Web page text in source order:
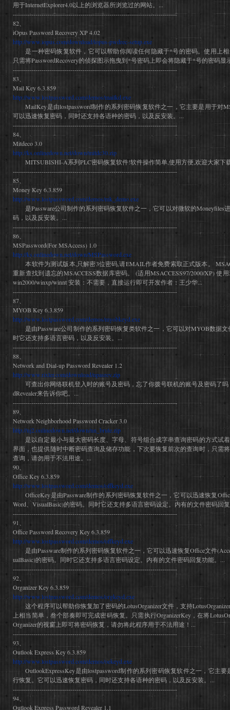
用于InternetExplorer4.0以上的浏览器所浏览过的网站。...
--------------------------------------------------------------------------------
82、
iOpus Password Recovery XP 4.02
http://www.iopus.com/download/iopus-pwdrec-setup.exe
是一种密码恢复软件，它可以帮助你阅读任何隐藏于*号的密码。使用上相
只需将PasswordRecovery的侦探图示拖曳到*号密码上即会将隐藏于*号的密码显
--------------------------------------------------------------------------------
83、
Mail Key 6.3.859
http://www.lostpassword.com/demos/mailkd.exe
MailKey是由lostpassword制作的系列密码恢复软件之一，它主要是用于对
可以迅速恢复密码，同时还支持各语种的密码，以及反安装。...
--------------------------------------------------------------------------------
84、
Mitdeco 3.0
http://ks.onlinedown.net/down/mitdc30.zip
MITSUBISHI-A系列PLC密码恢复软件!软件操作简单,使用方便,欢迎大家下
--------------------------------------------------------------------------------
85、
Money Key 6.3.859
http://www.lostpassword.com/demos/mk_demo.exe
是Passware公司制作的系列密码恢复软件之一，它可以对微软的Moneyfiles
码，以及反安装。...
--------------------------------------------------------------------------------
86、
MSPassword(For MSAccess) 1.0
http://ks.onlinedown.net/down/MSPassword.exe
本软件为测试版本,只解密3位密码,请EMAIL作者免费索取正式版本。
重新查找到遗忘的MSACCESS数据库密码。 (适用MSACCESS97/2000/XP) 使
win2000/winxp/winnt 安装：不需要，直接运行即可开发作者：王少华...
--------------------------------------------------------------------------------
87、
MYOB Key 6.3.859
http://www.lostpassword.com/demos/myobkeyd.exe
是由Passware公司制作的系列密码恢复类软件之一，它可以对MYOB数据文
时它还支持多语言密码，以及反安装。...
--------------------------------------------------------------------------------
88、
Network and Dial-up Password Revealer 1.2
http://www.rixler.com/download/npasrev.zip
可查出你网络联机登入时的账号及密码，忘了你拨号联机的账号及密码了吗
dRevealer来告诉你吧。...
--------------------------------------------------------------------------------
89、
Network Neighborhood Password Cracker 3.0
http://nj2.onlinedown.net/down/nn_brute.zip
是以自定最小与最大密码长度、字母、符号组合成字串查询密码的方式试
界面，也提供随时中断密码查询及储存功能，下次要恢复前次的查询时，只需
查询，请勿用于不法用途。...
90、
Office Key 6.3.859
http://www.lostpassword.com/demos/offkeyd.exe
OfficeKey是由Passware制作的系列密码恢复软件之一，它可以迅速恢复
Word、VisualBasic)的密码。同时它还支持多语言密码设定。内有的文件密码回
--------------------------------------------------------------------------------
91、
Office Password Recovery Key 6.3.859
http://www.lostpassword.com/demos/offkeyd.exe
是由Passware制作的系列密码恢复软件之一，它可以迅速恢复Office文件
ualBasic)的密码。同时它还支持多语言密码设定。内有的文件密码回复功能。...
--------------------------------------------------------------------------------
92、
Organizer Key 6.3.859
http://www.lostpassword.com/demos/orgkeyd.exe
这个程序可以帮助你恢复加了密码的LotusOrganizer文件，支持
上相当简单，叁个部奏即可完成密码恢复。只需执行OrganizerKey，在将
Organizer的视窗上即可将密码恢复，请勿将此程序用于不法用途！...
--------------------------------------------------------------------------------
93、
Outlook Express Key 6.3.859
http://www.lostpassword.com/demos/oekeyd.exe
OutlookExpressKey是由lostpassword制作的系列密码恢复软件之一，它主要
行恢复。它可以迅速恢复密码，同时还支持各语种的密码，以及反安装。...
--------------------------------------------------------------------------------
94、
Outlook Express Password Revealer 1.1